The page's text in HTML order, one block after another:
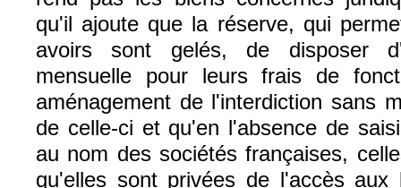
qu'il ajoute que la réserve, qui
avoirs sont gelés, de disposer
mensuelle pour leurs frais de
aménagement de l'interdiction sans
de celle-ci et qu'en l'absence de
au nom des sociétés françaises,
qu'elles sont privées de l'accès aux